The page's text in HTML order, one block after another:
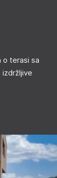
o terasi sa